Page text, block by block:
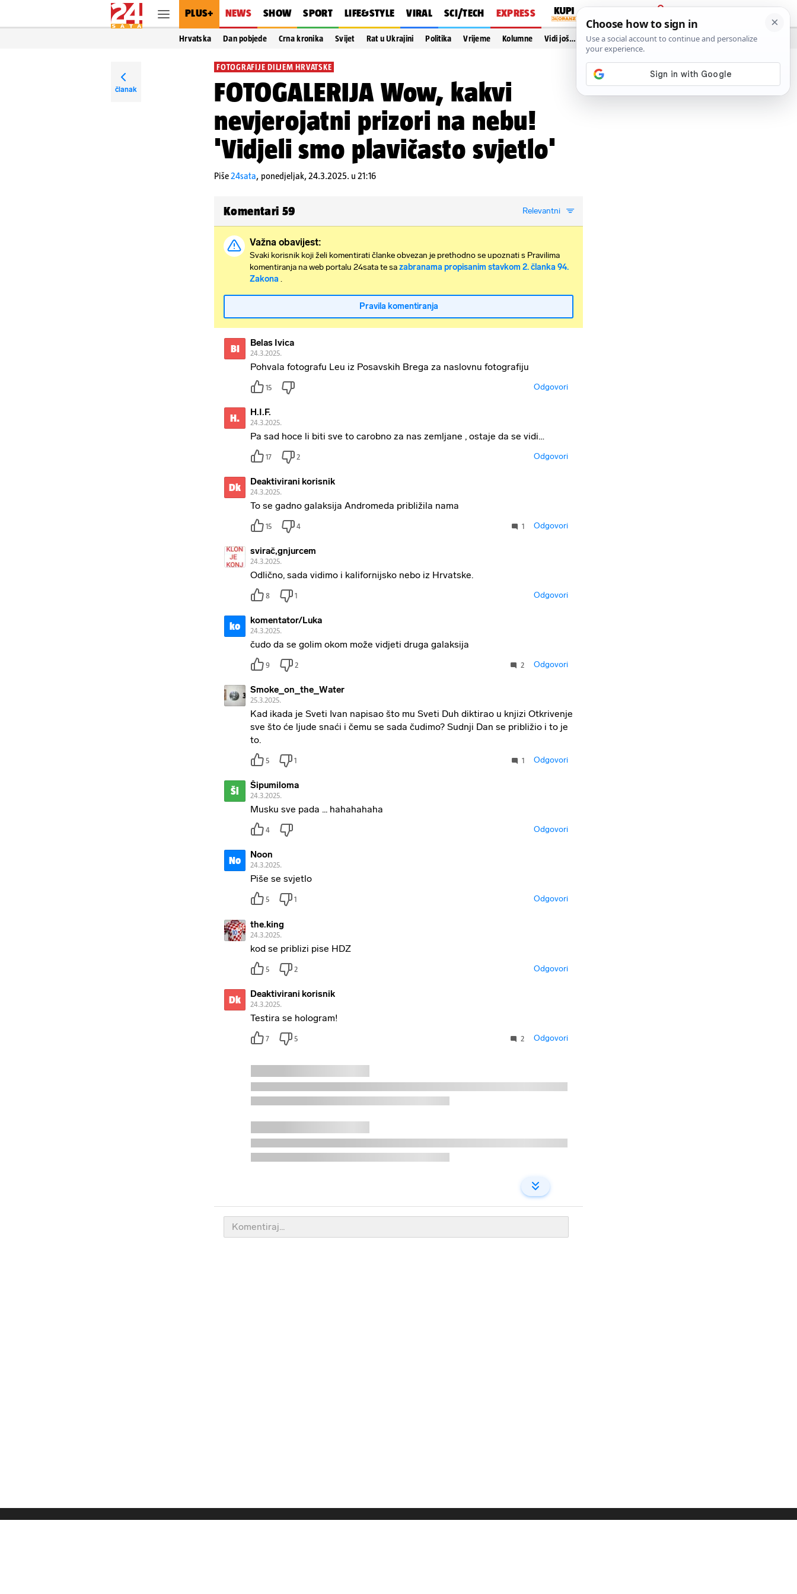
PLUS+ NEWS SHOW SPORT LIFE&STYLE VIRAL SCI/TECH EXPRESS
PRIJAVA
Hrvatska Dan pobjede Crna kronika Svijet Rat u Ukrajini Politika Vrijeme Kolumne Vidi još…
članak
FOTOGRAFIJE DILJEM HRVATSKE
FOTOGALERIJA Wow, kakvi
nevjerojatni prizori na nebu!
'Vidjeli smo plavičasto svjetlo'
Piše24sata, ponedjeljak, 24.3.2025. u 21:16
Komentari 59 Relevantni
Važna obavijest:
Svaki korisnik koji želi komentirati članke obvezan je prethodno se upoznati s Pravilima
komentiranja na web portalu 24sata te sazabranama propisanim stavkom 2. članka 94.
Zakona .
Pravila komentiranja
BI Belas Ivica
24.3.2025.
Pohvala fotografu Leu iz Posavskih Brega za naslovnu fotografiju
15 Odgovori
H. H.I.F.
24.3.2025.
Pa sad hoce li biti sve to carobno za nas zemljane , ostaje da se vidi…
17 2 Odgovori
Dk Deaktivirani korisnik
24.3.2025.
To se gadno galaksija Andromeda približila nama
15 4 1 Odgovori
svirač,gnjurcem
24.3.2025.
Odlično, sada vidimo i kalifornijsko nebo iz Hrvatske.
8 1 Odgovori
ko komentator/Luka
24.3.2025.
čudo da se golim okom može vidjeti druga galaksija
9 2 2 Odgovori
Smoke_on_the_Water
25.3.2025.
Kad ikada je Sveti Ivan napisao što mu Sveti Duh diktirao u knjizi Otkrivenje
sve što će ljude snaći i čemu se sada čudimo? Sudnji Dan se približio i to je
to.
5 1 1 Odgovori
Ši Šipumiloma
24.3.2025.
Musku sve pada ... hahahahaha
4 Odgovori
No Noon
24.3.2025.
Piše se svjetlo
5 1 Odgovori
the.king
24.3.2025.
kod se priblizi pise HDZ
5 2 Odgovori
Dk Deaktivirani korisnik
24.3.2025.
Testira se hologram!
7 5 2 Odgovori